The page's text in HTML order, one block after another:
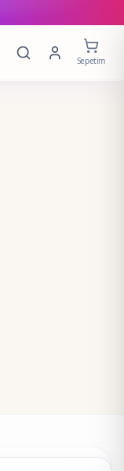
Sepetim